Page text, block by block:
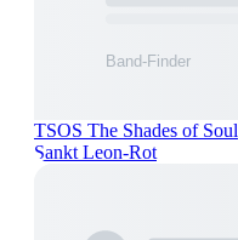
TSOS The Shades of Soul
Sankt Leon-Rot